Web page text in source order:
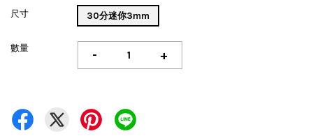
尺寸 30分迷你3mm
數量 - +